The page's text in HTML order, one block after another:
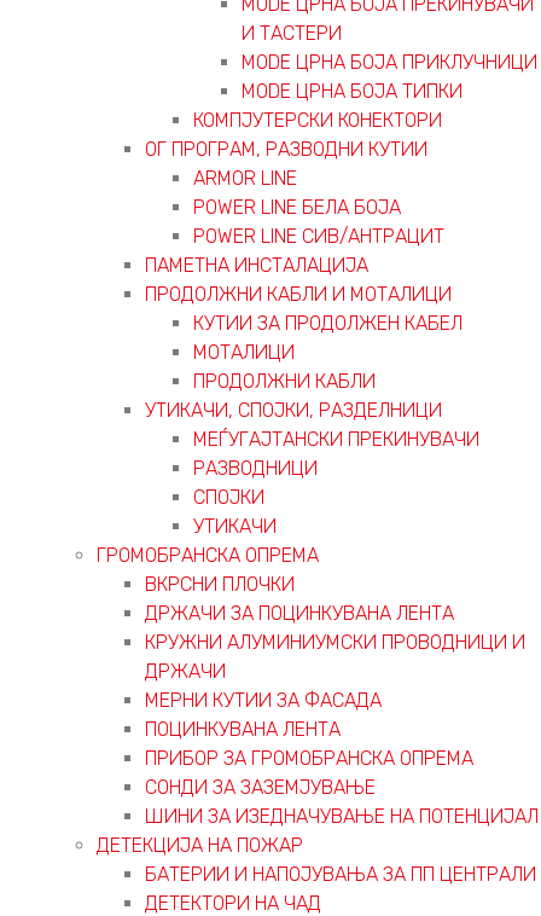
И ТАСТЕРИ
MODE ЦРНА БОЈА ПРИКЛУЧНИЦИ
MODE ЦРНА БОЈА ТИПКИ
КОМПЈУТЕРСКИ КОНЕКТОРИ
ОГ ПРОГРАМ, РАЗВОДНИ КУТИИ
ARMOR LINE
POWER LINE БЕЛА БОЈА
POWER LINE СИВ/АНТРАЦИТ
ПАМЕТНА ИНСТАЛАЦИЈА
ПРОДОЛЖНИ КАБЛИ И МОТАЛИЦИ
КУТИИ ЗА ПРОДОЛЖЕН КАБЕЛ
МОТАЛИЦИ
ПРОДОЛЖНИ КАБЛИ
УТИКАЧИ, СПОЈКИ, РАЗДЕЛНИЦИ
МЕЃУГАЈТАНСКИ ПРЕКИНУВАЧИ
РАЗВОДНИЦИ
СПОЈКИ
УТИКАЧИ
ГРОМОБРАНСКА ОПРЕМА
ВКРСНИ ПЛОЧКИ
ДРЖАЧИ ЗА ПОЦИНКУВАНА ЛЕНТА
КРУЖНИ АЛУМИНИУМСКИ ПРОВОДНИЦИ И
ДРЖАЧИ
МЕРНИ КУТИИ ЗА ФАСАДА
ПОЦИНКУВАНА ЛЕНТА
ПРИБОР ЗА ГРОМОБРАНСКА ОПРЕМА
СОНДИ ЗА ЗАЗЕМЈУВАЊЕ
ШИНИ ЗА ИЗЕДНАЧУВАЊЕ НА ПОТЕНЦИЈАЛ
ДЕТЕКЦИЈА НА ПОЖАР
БАТЕРИИ И НАПОЈУВАЊА ЗА ПП ЦЕНТРАЛИ
ДЕТЕКТОРИ НА ЧАД